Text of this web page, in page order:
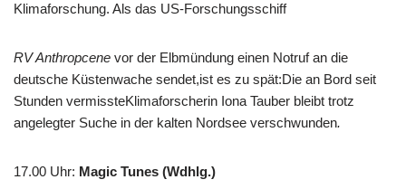
Klimaforschung. Als das US-Forschungsschiff
RV Anthropcene vor der Elbmündung einen Notruf an die
deutsche Küstenwache sendet,ist es zu spät:Die an Bord seit
Stunden vermissteKlimaforscherin Iona Tauber bleibt trotz
angelegter Suche in der kalten Nordsee verschwunden.
17.00 Uhr: Magic Tunes (Wdhlg.)